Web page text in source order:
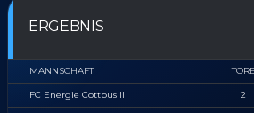
ERGEBNIS
MANNSCHAFT TORE
FC Energie Cottbus II 2